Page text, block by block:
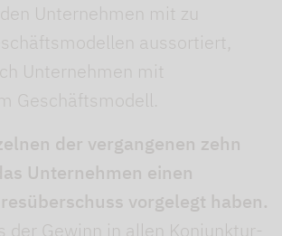
Unternehmen mit zu
aussortiert,
Unternehmen mit
Geschäftsmodell.
der vergangenen zehn
Unternehmen einen
vorgelegt haben.
der Gewinn in allen Konjunktur-